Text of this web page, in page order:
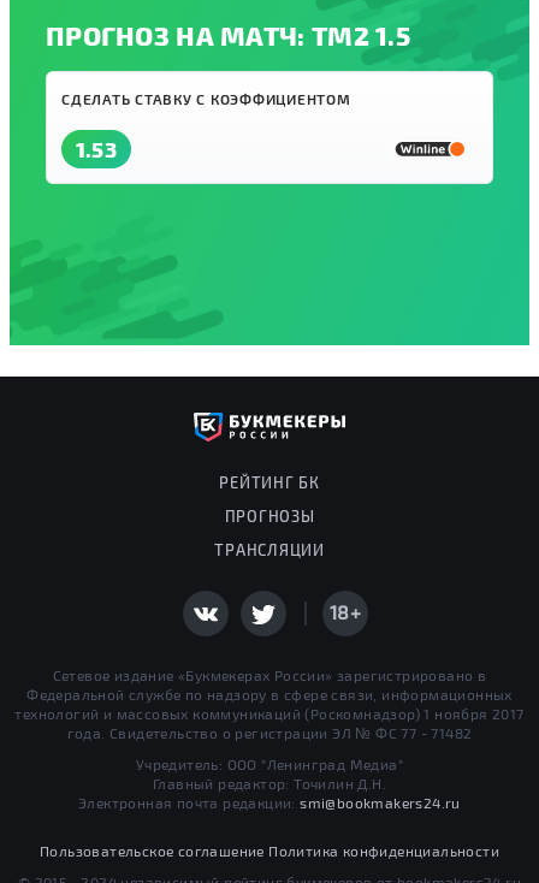
ПРОГНОЗ НА МАТЧ: ТМ2 1.5
СДЕЛАТЬ СТАВКУ С КОЭФФИЦИЕНТОМ
1.53
РЕЙТИНГ БК
ПРОГНОЗЫ
ТРАНСЛЯЦИИ
18+
Сетевое издание «Букмекерах России» зарегистрировано в
Федеральной службе по надзору в сфере связи, информационных
технологий и массовых коммуникаций (Роскомнадзор) 1 ноября 2017
года. Свидетельство о регистрации ЭЛ № ФС 77 - 71482
Учредитель: ООО "Ленинград Медиа"
Главный редактор: Точилин Д.Н.
Электронная почта редакции:smi@bookmakers24.ru
Пользовательское соглашение Политика конфиденциальности